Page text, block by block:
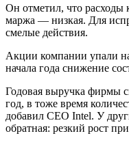
Он отметил, что
маржа — низкая. Для
смелые действия.
Акции компании упали
начала года снижение
Годовая выручка фирмы
год, в тоже время
добавил CEO Intel. У
обратная: резкий рост